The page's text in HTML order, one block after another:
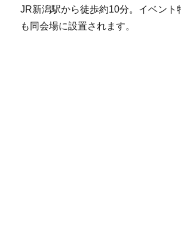
JR新潟駅から徒歩約10分。イベント
も同会場に設置されます。